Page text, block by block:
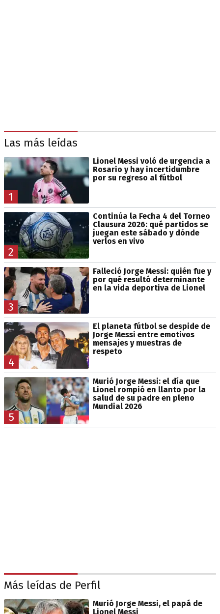
Las más leídas
1
Lionel Messi voló de urgencia a
Rosario y hay incertidumbre
por su regreso al fútbol
2
Continúa la Fecha 4 del Torneo
Clausura 2026: qué partidos se
juegan este sábado y dónde
verlos en vivo
3
Falleció Jorge Messi: quién fue y
por qué resultó determinante
en la vida deportiva de Lionel
4
El planeta fútbol se despide de
Jorge Messi entre emotivos
mensajes y muestras de
respeto
5
Murió Jorge Messi: el día que
Lionel rompió en llanto por la
salud de su padre en pleno
Mundial 2026
Más leídas de Perfil
Murió Jorge Messi, el papá de
Lionel Messi